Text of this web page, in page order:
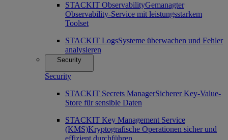
STACKIT ObservabilityGemanagter
Observability-Service mit leistungsstarkem
Toolset
STACKIT LogsSysteme überwachen und Fehler
analysieren
Security
Security
STACKIT Secrets ManagerSicherer Key-Value-
Store für sensible Daten
STACKIT Key Management Service
(KMS)Kryptografische Operationen sicher und